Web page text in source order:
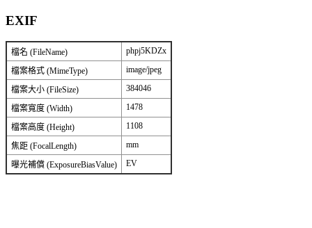
EXIF
檔名 (FileName) phpj5KDZx
檔案格式 (MimeType) image/jpeg
檔案大小 (FileSize) 384046
檔案寬度 (Width) 1478
檔案高度 (Height) 1108
焦距 (FocalLength) mm
曝光補償 (ExposureBiasValue) EV